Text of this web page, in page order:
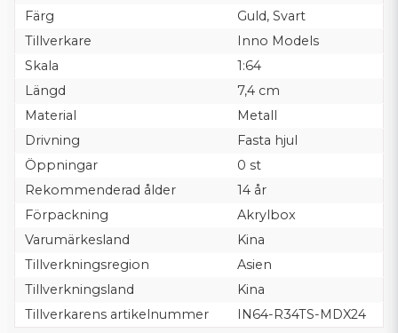
Färg
Guld, Svart
Tillverkare
Inno Models
Skala
1:64
Längd
7,4 cm
Material
Metall
Drivning
Fasta hjul
Öppningar
0 st
Rekommenderad ålder
14 år
Förpackning
Akrylbox
Varumärkesland
Kina
Tillverkningsregion
Asien
Tillverkningsland
Kina
Tillverkarens artikelnummer
IN64-R34TS-MDX24